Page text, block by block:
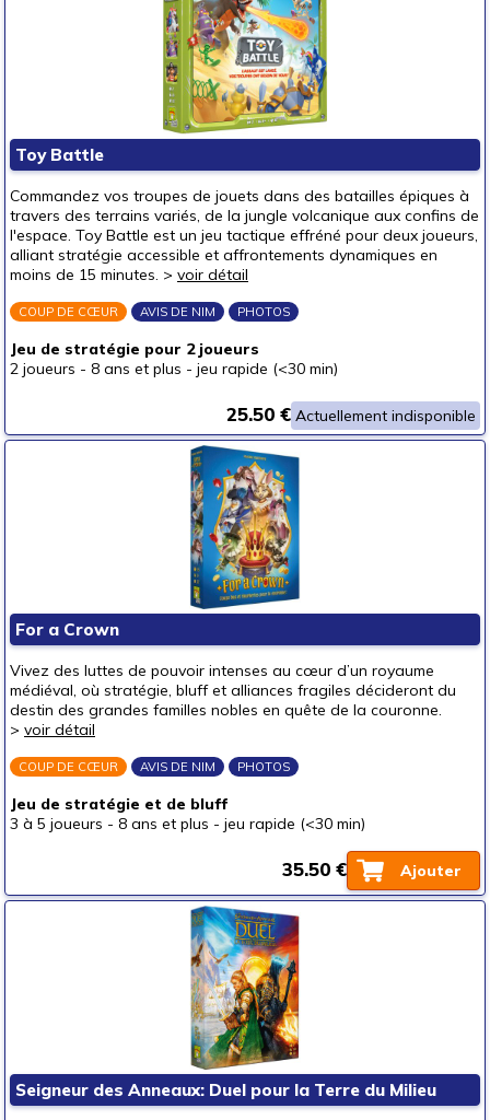
Puzzles & casse-têtes
un bébé (0-3 ans)
un p'tit bout (3-6 ans)
(2)
un junior (6-8 ans)
un jeune ado (8-12 ans)
un ado (12-16 ans)
un adulte (16 ans et +)
autour de 5 €
(9)
autour de 40 €
autour de 50 €
50 € et au-delà
Toy Battle
Commandez vos troupes de jouets dans des batailles épiques à
travers des terrains variés, de la jungle volcanique aux confins de
l'espace. Toy Battle est un jeu tactique effréné pour deux joueurs,
alliant stratégie accessible et affrontements dynamiques en
moins de 15 minutes. > voir détail
COUP DE CŒUR AVIS DE NIM PHOTOS
Jeu de stratégie pour 2 joueurs
2 joueurs - 8 ans et plus - jeu rapide (<30 min)
Actuellement indisponible
25.50 €
For a Crown
Vivez des luttes de pouvoir intenses au cœur d’un royaume
médiéval, où stratégie, bluff et alliances fragiles décideront du
destin des grandes familles nobles en quête de la couronne.
> voir détail
COUP DE CŒUR AVIS DE NIM PHOTOS
Jeu de stratégie et de bluff
3 à 5 joueurs - 8 ans et plus - jeu rapide (<30 min)
Ajouter
35.50 €
Seigneur des Anneaux: Duel pour la Terre du Milieu